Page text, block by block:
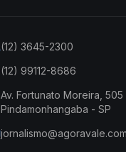
(12) 3645-2300
(12) 99112-8686
Av. Fortunato Moreira, 505
Pindamonhangaba - SP